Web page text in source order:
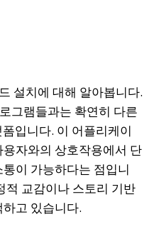
설치에 대해 알아봅니다.
그램들과는 확연히 다른
입니다. 이 어플리케이
자와의 상호작용에서 단
이 가능하다는 점입니
적 교감이나 스토리 기반
고 있습니다.